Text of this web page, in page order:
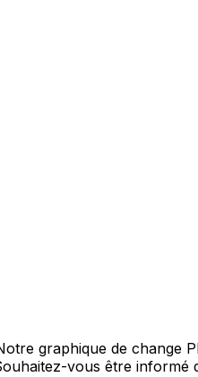
graphique de change
vous être